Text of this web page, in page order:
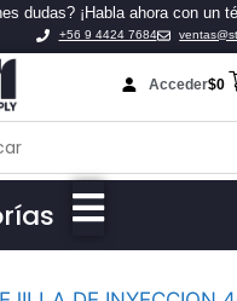
dudas? ¡Habla ahora con un
+56 9 4424 7684
Acceder$0